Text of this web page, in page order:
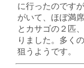
に行ったのです
がいて、ほぼ満
とカサゴの２匹
りました。多く
狙うようです。